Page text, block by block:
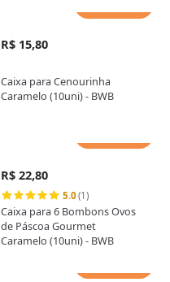
R$ 15,80
Caixa para Cenourinha
Caramelo (10uni) - BWB
R$ 22,80
5.0(1)
Caixa para 6 Bombons Ovos
de Páscoa Gourmet
Caramelo (10uni) - BWB